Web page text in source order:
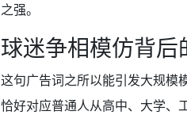
之强。
球迷争相模仿背
这句广告词之所以能引发大规模
恰好对应普通人从高中、大学、